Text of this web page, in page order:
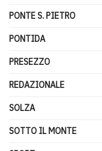
PONTE S. PIETRO
PONTIDA
PRESEZZO
REDAZIONALE
SOLZA
SOTTO IL MONTE